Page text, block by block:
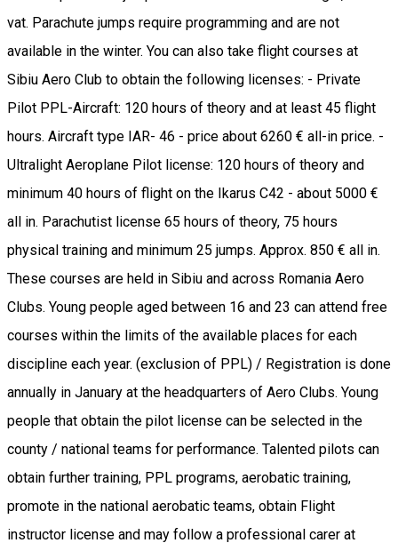
vat. Parachute jumps require programming and are not
available in the winter. You can also take flight courses at
Sibiu Aero Club to obtain the following licenses: - Private
Pilot PPL-Aircraft: 120 hours of theory and at least 45 flight
hours. Aircraft type IAR- 46 - price about 6260 € all-in price. -
Ultralight Aeroplane Pilot license: 120 hours of theory and
minimum 40 hours of flight on the Ikarus C42 - about 5000 €
all in. Parachutist license 65 hours of theory, 75 hours
physical training and minimum 25 jumps. Approx. 850 € all in.
These courses are held in Sibiu and across Romania Aero
Clubs. Young people aged between 16 and 23 can attend free
courses within the limits of the available places for each
discipline each year. (exclusion of PPL) / Registration is done
annually in January at the headquarters of Aero Clubs. Young
people that obtain the pilot license can be selected in the
county / national teams for performance. Talented pilots can
obtain further training, PPL programs, aerobatic training,
promote in the national aerobatic teams, obtain Flight
instructor license and may follow a professional carer at